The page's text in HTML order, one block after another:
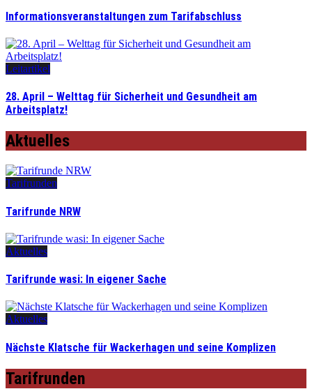
Informationsveranstaltungen zum Tarifabschluss
Leitartikel
28. April – Welttag für Sicherheit und Gesundheit am
Arbeitsplatz!
Aktuelles
Tarifrunden
Tarifrunde NRW
Aktuelles
Tarifrunde wasi: In eigener Sache
Aktuelles
Nächste Klatsche für Wackerhagen und seine Komplizen
Tarifrunden